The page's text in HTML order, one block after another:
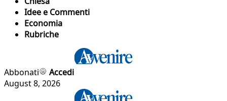
Idee e Commenti
Economia
Rubriche
Abbonati
Accedi
August 8, 2026